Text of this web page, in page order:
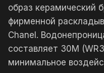
образ керамический
фирменной
Chanel.
составляет 30М
минимальное